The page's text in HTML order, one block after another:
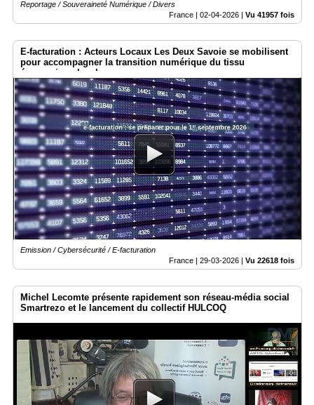
Reportage / Souveraineté Numérique / Divers
France | 02-04-2026 Vu 41957 fois
E-facturation : Acteurs Locaux Les Deux Savoie se mobilisent
pour accompagner la transition numérique du tissu
économique local
Emission / Cybersécurité / E-facturation
France | 29-03-2026 | Vu 22618 fois
Michel Lecomte présente rapidement son réseau-média social
Smartrezo et le lancement du collectif HULCOQ